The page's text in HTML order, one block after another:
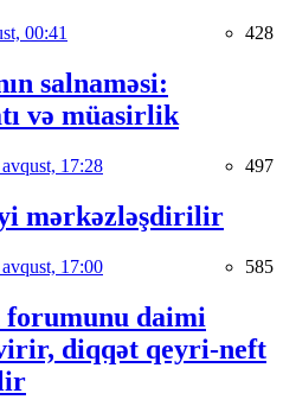
00:41 428
salnaməsi:
və müasirlik
17:28 497
mərkəzləşdirilir
17:00 585
forumunu daimi
diqqət qeyri-neft